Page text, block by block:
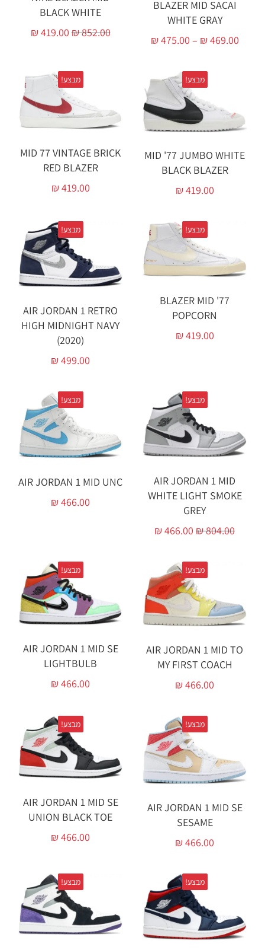
BLAZER MID SACAI
WHITE GRAY
₪469.00
–
₪475.00
BLACK WHITE
₪852.00
₪419.00
מבצע!
MID '77 JUMBO WHITE
BLACK BLAZER
₪419.00
מבצע!
MID 77 VINTAGE BRICK
RED BLAZER
₪419.00
מבצע!
BLAZER MID '77
POPCORN
₪419.00
מבצע!
AIR JORDAN 1 RETRO
HIGH MIDNIGHT NAVY
(2020)
₪499.00
מבצע!
AIR JORDAN 1 MID
WHITE LIGHT SMOKE
GREY
₪804.00
₪466.00
מבצע!
AIR JORDAN 1 MID UNC
₪466.00
מבצע!
AIR JORDAN 1 MID TO
MY FIRST COACH
₪466.00
מבצע!
AIR JORDAN 1 MID SE
LIGHTBULB
₪466.00
מבצע!
AIR JORDAN 1 MID SE
SESAME
₪466.00
מבצע!
AIR JORDAN 1 MID SE
UNION BLACK TOE
₪466.00
מבצע! מבצע!